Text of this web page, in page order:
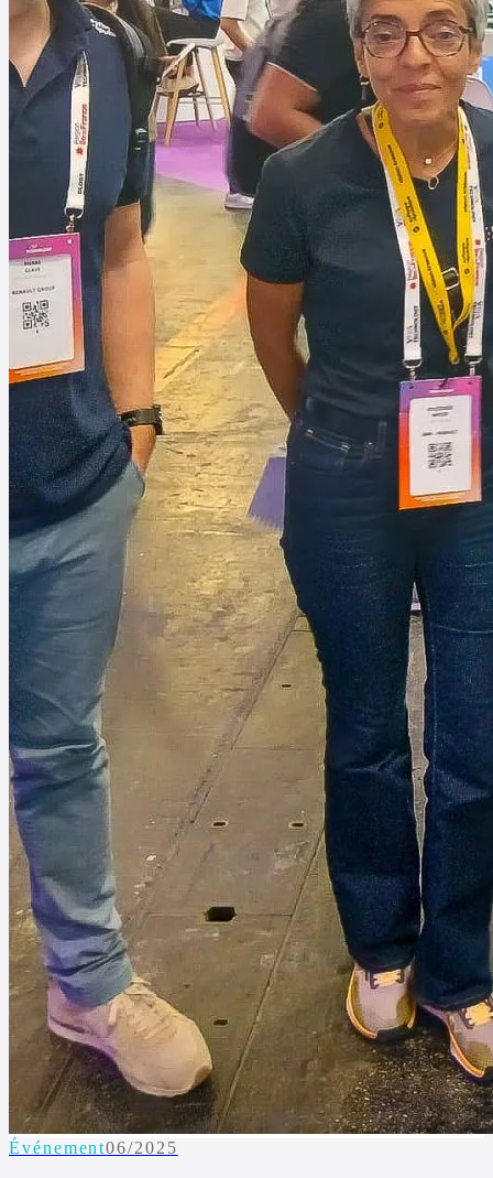
Événement06/2025